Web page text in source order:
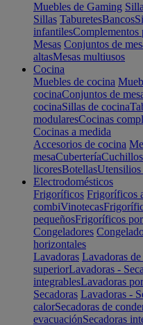
Muebles de Gaming
Sillas TaburetesBancos
infantilesComplementos
Mesas Conjuntos de
altasMesas multiusos
Cocina
Muebles de cocina
cocinaConjuntos de
cocinaSillas de cocina
modularesCocinas
Cocinas a medida
Accesorios de cocina
mesaCubertería
licoresBotellasUtensilios
Electrodomésticos
Frigoríficos Frigoríficos
combiVinotecas
pequeñosFrigoríficos
Congeladores
horizontales
Lavadoras Lavadoras
superiorLavadoras -
integrablesLavadoras
Secadoras Lavadoras -
calorSecadoras de
evacuaciónSecadoras